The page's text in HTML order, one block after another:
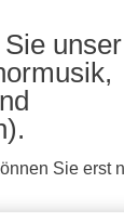
unser
Sie erst